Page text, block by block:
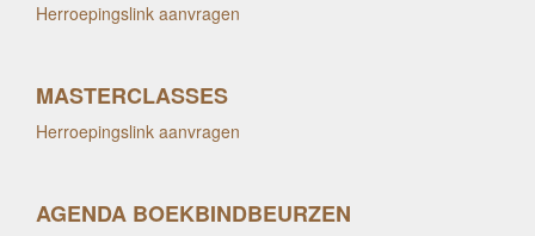
Herroepingslink aanvragen
MASTERCLASSES
Herroepingslink aanvragen
AGENDA BOEKBINDBEURZEN